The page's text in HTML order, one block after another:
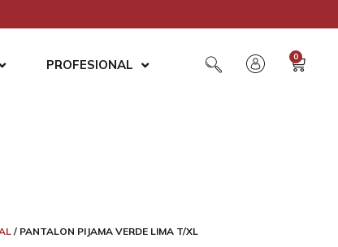
PROFESIONAL
0
/ PANTALON PIJAMA VERDE LIMA T/XL